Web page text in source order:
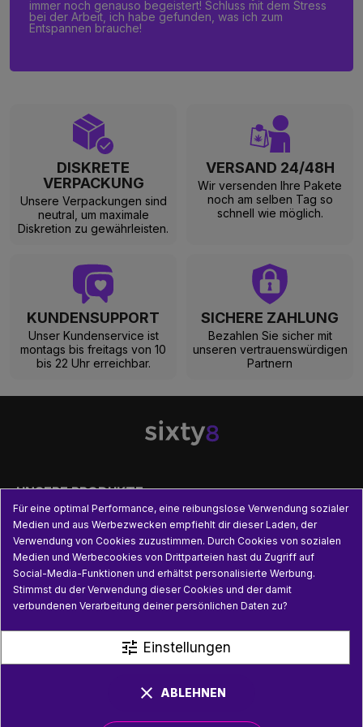
immer noch genauso begeistert! Schluss mit dem Stress
bei der Arbeit, ich habe gefunden, was ich zum
Entspannen brauche!
DISKRETE
VERPACKUNG
Unsere Verpackungen sind
neutral, um maximale
Diskretion zu gewährleisten.
VERSAND 24/48H
Wir versenden Ihre Pakete
noch am selben Tag so
schnell wie möglich.
KUNDENSUPPORT
Unser Kundenservice ist
montags bis freitags von 10
bis 22 Uhr erreichbar.
SICHERE ZAHLUNG
Bezahlen Sie sicher mit
unseren vertrauenswürdigen
Partnern
UNSERE PRODUKTE 
PRAKTISCHE INFORMATIONEN 
NÜTZLICHE LINKS
Für eine optimal Performance, eine reibungslose Verwendung sozialer
Medien und aus Werbezwecken empfiehlt dir dieser Laden, der
Verwendung von Cookies zuzustimmen. Durch Cookies von sozialen
Medien und Werbecookies von Drittparteien hast du Zugriff auf
Social-Media-Funktionen und erhältst personalisierte Werbung.
Stimmst du der Verwendung dieser Cookies und der damit
verbundenen Verarbeitung deiner persönlichen Daten zu?
tune Einstellungen
clear ABLEHNEN